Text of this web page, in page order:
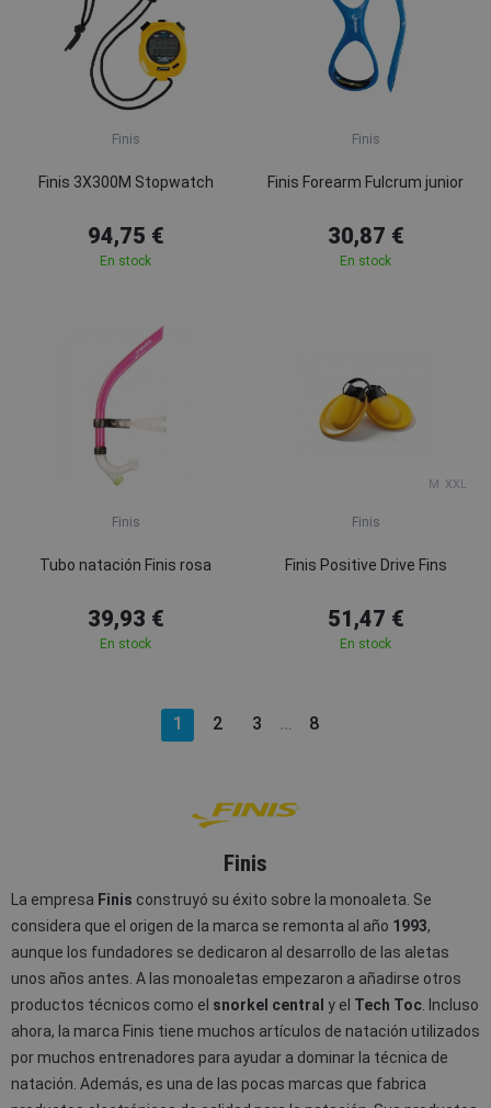
Finis
Finis 3X300M Stopwatch
94,75 €
En stock
Finis
Finis Forearm Fulcrum junior
30,87 €
En stock
Finis
Tubo natación Finis rosa
39,93 €
En stock
M XXL
Finis
Finis Positive Drive Fins
51,47 €
En stock
1 2 3 … 8
Finis
La empresa Finis construyó su éxito sobre la monoaleta. Se
considera que el origen de la marca se remonta al año 1993,
aunque los fundadores se dedicaron al desarrollo de las aletas
unos años antes. A las monoaletas empezaron a añadirse otros
productos técnicos como el snorkel central y el Tech Toc . Incluso
ahora, la marca Finis tiene muchos artículos de natación utilizados
por muchos entrenadores para ayudar a dominar la técnica de
natación. Además, es una de las pocas marcas que fabrica